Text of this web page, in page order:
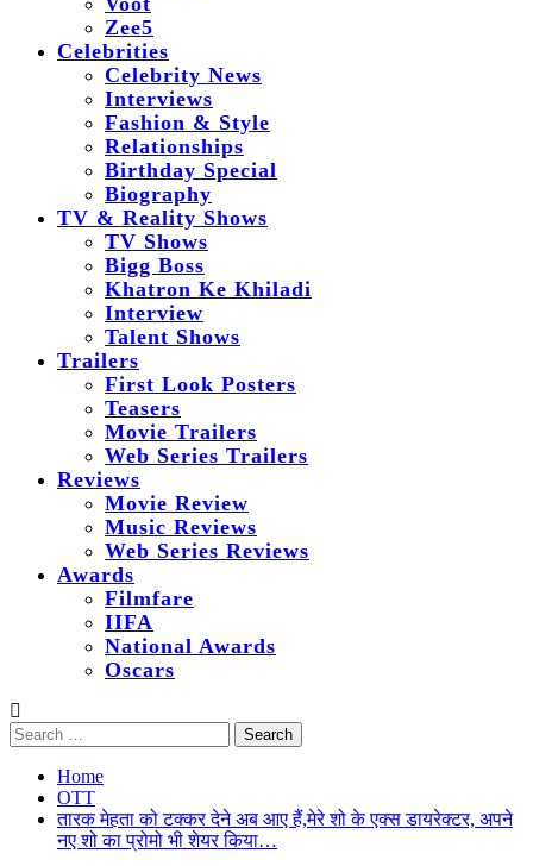
Zee5
Celebrities
Celebrity News
Interviews
Fashion & Style
Relationships
Birthday Special
Biography
TV & Reality Shows
TV Shows
Bigg Boss
Khatron Ke Khiladi
Interview
Talent Shows
Trailers
First Look Posters
Teasers
Movie Trailers
Web Series Trailers
Reviews
Movie Review
Music Reviews
Web Series Reviews
Awards
Filmfare
IIFA
National Awards
Oscars
Search
for:
Home
OTT
तारक मेहता को टक्कर देने अब आए हैं,मेरे शो के एक्स डायरेक्टर, अपने
नए शो का प्रोमो भी शेयर किया…